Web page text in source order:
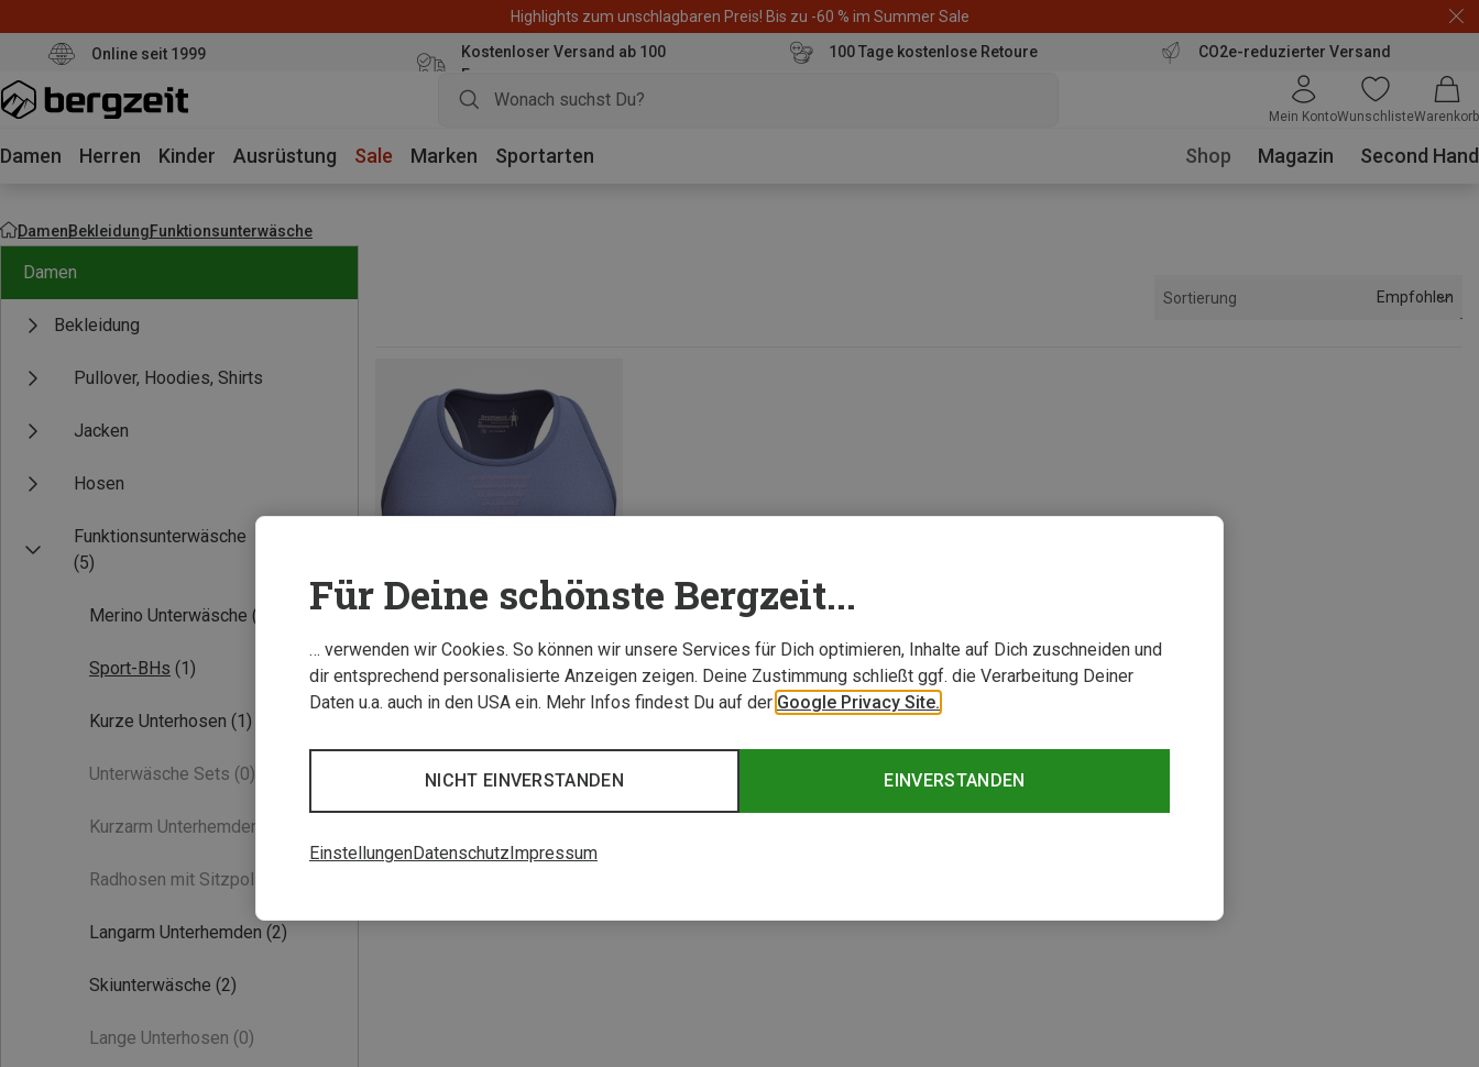
Highlights zum unschlagbaren Preis! Bis zu -60 % im Summer Sale
Online seit 1999
Kostenloser Versand ab 100
Euro
100 Tage kostenlose Retoure CO2e-reduzierter Versand
Mein KontoWunschlisteWarenkorb
Damen Herren Kinder Ausrüstung Sale Marken Sportarten Shop Magazin Second Hand
DamenBekleidungFunktionsunterwäsche
Damen
Bekleidung
Pullover, Hoodies, Shirts
Jacken
Hosen
Funktionsunterwäsche
(5)
Merino Unterwäsche (5)
Sport-BHs (1)
Kurze Unterhosen (1)
Unterwäsche Sets (0)
Kurzarm Unterhemden
Radhosen mit Sitzpolster
Langarm Unterhemden (2)
Skiunterwäsche (2)
Lange Unterhosen (0)
Sortierung Empfohlen
Du sparst bis 38%
1 von 1 Artikel angesehen
Für Deine schönste Bergzeit...
… verwenden wir Cookies. So können wir unsere Services für Dich optimieren, Inhalte auf Dich zuschneiden und
dir entsprechend personalisierte Anzeigen zeigen. Deine Zustimmung schließt ggf. die Verarbeitung Deiner
Daten u.a. auch in den USA ein. Mehr Infos findest Du auf der Google Privacy Site.
EINVERSTANDEN
NICHT EINVERSTANDEN
EinstellungenDatenschutzImpressum